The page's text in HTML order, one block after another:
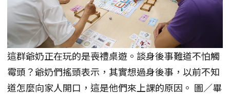
這群爺奶正在玩的是喪禮桌遊。談身後事難道不怕觸
霉頭？爺奶們搖頭表示，其實想過身後事，以前不知
道怎麼向家人開口，這是他們來上課的原因。 圖／畢